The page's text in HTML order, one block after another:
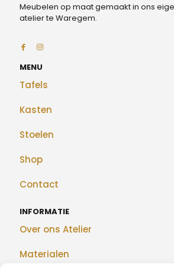
Meubelen op maat gemaakt in ons
atelier te Waregem.
MENU
Tafels
Kasten
Stoelen
Shop
Contact
INFORMATIE
Over ons Atelier
Materialen